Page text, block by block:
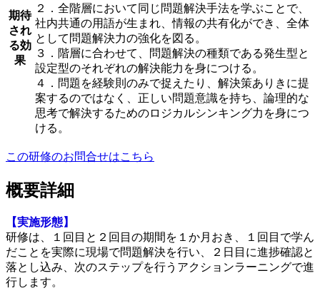
期待
され
る効
果
２．全階層において同じ問題解決手法を学ぶことで、
社内共通の用語が生まれ、情報の共有化ができ、全体
として問題解決力の強化を図る。
３．階層に合わせて、問題解決の種類である発生型と
設定型のそれぞれの解決能力を身につける。
４．問題を経験則のみで捉えたり、解決策ありきに提
案するのではなく、正しい問題意識を持ち、論理的な
思考で解決するためのロジカルシンキング力を身につ
ける。
この研修のお問合せはこちら
概要詳細
【実施形態】
研修は、１回目と２回目の期間を１か月おき、１回目で学ん
だことを実際に現場で問題解決を行い、２日目に進捗確認と
落とし込み、次のステップを行うアクションラーニングで進
行します。